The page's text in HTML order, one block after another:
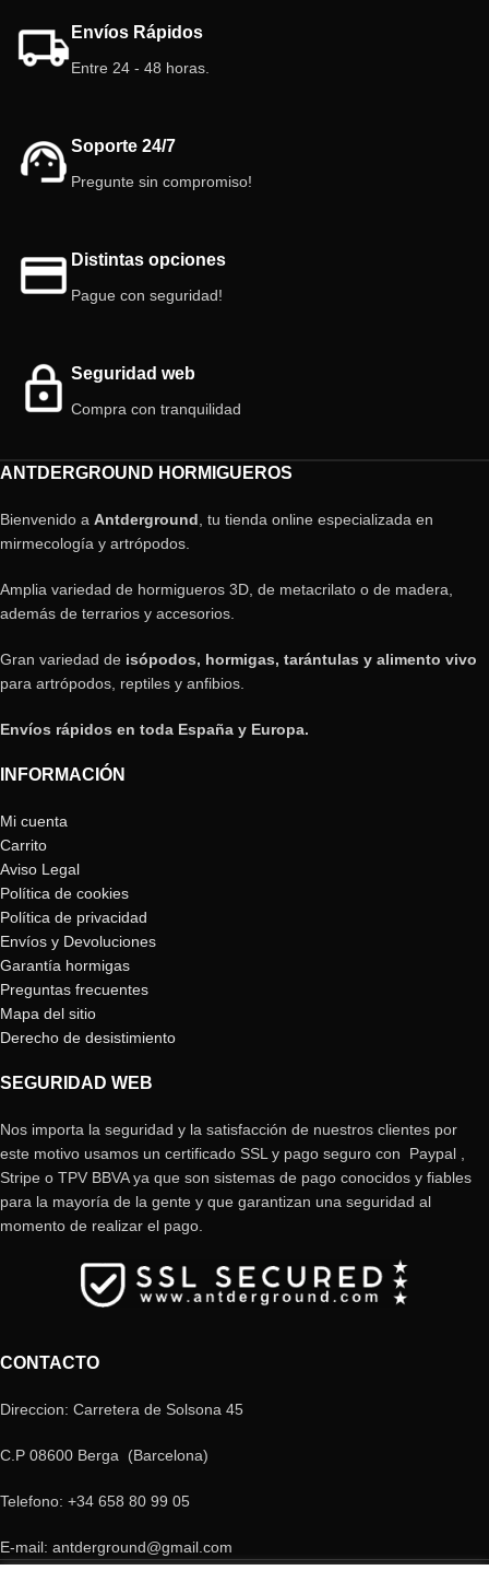
Envíos Rápidos
Entre 24 - 48 horas.
Soporte 24/7
Pregunte sin compromiso!
Distintas opciones
Pague con seguridad!
Seguridad web
Compra con tranquilidad
ANTDERGROUND HORMIGUEROS
Bienvenido a Antderground, tu tienda online especializada en
mirmecología y artrópodos.
Amplia variedad de hormigueros 3D, de metacrilato o de madera,
además de terrarios y accesorios.
Gran variedad de isópodos, hormigas, tarántulas y alimento vivo
para artrópodos, reptiles y anfibios.
Envíos rápidos en toda España y Europa.
INFORMACIÓN
Mi cuenta
Carrito
Aviso Legal
Política de cookies
Política de privacidad
Envíos y Devoluciones
Garantía hormigas
Preguntas frecuentes
Mapa del sitio
Derecho de desistimiento
SEGURIDAD WEB
Nos importa la seguridad y la satisfacción de nuestros clientes por
este motivo usamos un certificado SSL y pago seguro con Paypal ,
Stripe o TPV BBVA ya que son sistemas de pago conocidos y fiables
para la mayoría de la gente y que garantizan una seguridad al
momento de realizar el pago.
CONTACTO
Direccion: Carretera de Solsona 45
C.P 08600 Berga (Barcelona)
Telefono: +34 658 80 99 05
E-mail: antderground@gmail.com